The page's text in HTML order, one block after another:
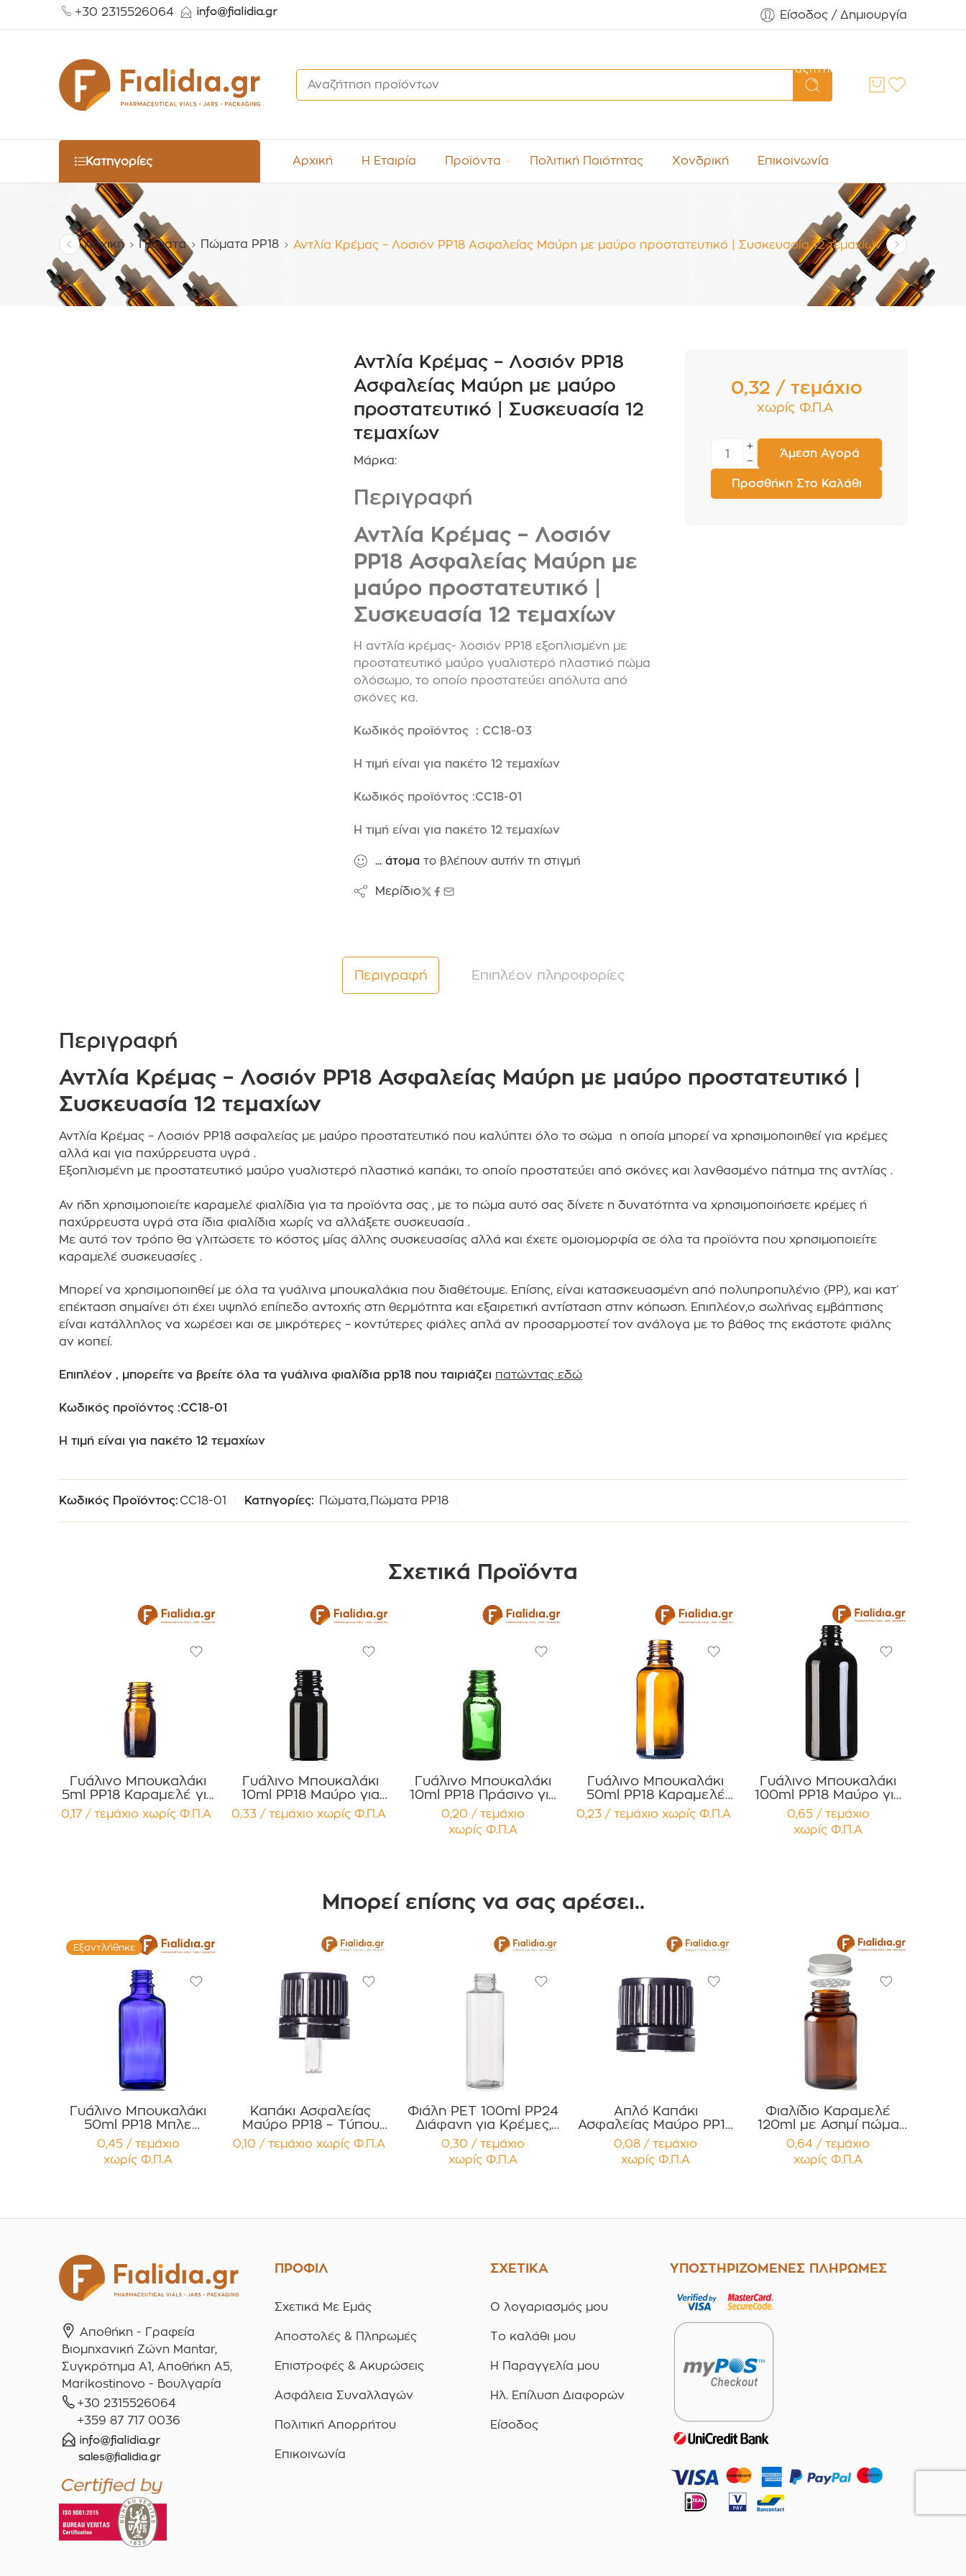
+30 2315526064 Είσοδος / Δημιουργία
Αναζήτηση
Κατηγορίες Αρχική Η Εταιρία Προϊόντα Πολιτική Ποιότητας Χονδρική Επικοινωνία
Αρχική Πώματα Πώματα PP18 Αντλία Κρέμας – Λοσιόν PP18 Ασφαλείας Μαύρη με μαύρο προστατευτικό | Συσκευασία 12 τεμαχίων
Αντλία Κρέμας – Λοσιόν PP18
Ασφαλείας Μαύρη με μαύρο
προστατευτικό | Συσκευασία 12
τεμαχίων
Μάρκα:
Περιγραφή
Αντλία Κρέμας – Λοσιόν
PP18 Ασφαλείας Μαύρη με
μαύρο προστατευτικό |
Συσκευασία 12 τεμαχίων
Η αντλία κρέμας- λοσιόν PP18 εξοπλισμένη με
προστατευτικό μαύρο γυαλιστερό πλαστικό πώμα
ολόσωμο, το οποίο προστατεύει απόλυτα από
σκόνες κα.
Κωδικός προϊόντος : CC18-03
Η τιμή είναι για πακέτο 12 τεμαχίων
Κωδικός προϊόντος :CC18-01
Η τιμή είναι για πακέτο 12 τεμαχίων
... άτομα το βλέπουν αυτήν τη στιγμή
Μερίδιο
0,32 / τεμάχιο
χωρίς Φ.Π.Α
Προσθήκη Στο Καλάθι
Άμεση Αγορά
Περιγραφή Επιπλέον πληροφορίες
Περιγραφή
Αντλία Κρέμας – Λοσιόν PP18 Ασφαλείας Μαύρη με μαύρο προστατευτικό |
Συσκευασία 12 τεμαχίων
Αντλία Κρέμας – Λοσιόν PP18 ασφαλείας με μαύρο προστατευτικό που καλύπτει όλο το σώμα η οποία μπορεί να χρησιμοποιηθεί για κρέμες
αλλά και για παχύρρευστα υγρά .
Εξοπλισμένη με προστατευτικό μαύρο γυαλιστερό πλαστικό καπάκι, το οποίο προστατεύει από σκόνες και λανθασμένο πάτημα της αντλίας .
Αν ήδη χρησιμοποιείτε καραμελέ φιαλίδια για τα προϊόντα σας , με το πώμα αυτό σας δίνετε η δυνατότητα να χρησιμοποιήσετε κρέμες ή
παχύρρευστα υγρά στα ίδια φιαλίδια χωρίς να αλλάξετε συσκευασία .
Με αυτό τον τρόπο θα γλιτώσετε το κόστος μίας άλλης συσκευασίας αλλά και έχετε ομοιομορφία σε όλα τα προϊόντα που χρησιμοποιείτε
καραμελέ συσκευασίες .
Μπορεί να χρησιμοποιηθεί με όλα τα γυάλινα μπουκαλάκια που διαθέτουμε. Επίσης, είναι κατασκευασμένη από πολυπροπυλένιο (PP), και κατ’
επέκταση σημαίνει ότι έχει υψηλό επίπεδο αντοχής στη θερμότητα και εξαιρετική αντίσταση στην κόπωση. Επιπλέον,ο σωλήνας εμβάπτισης
είναι κατάλληλος να χωρέσει και σε μικρότερες – κοντύτερες φιάλες απλά αν προσαρμοστεί τον ανάλογα με το βάθος της εκάστοτε φιάλης
αν κοπεί.
Επιπλέον , μπορείτε να βρείτε όλα τα γυάλινα φιαλίδια pp18 που ταιριάζει πατώντας εδώ
Κωδικός προϊόντος :CC18-01
Η τιμή είναι για πακέτο 12 τεμαχίων
Κωδικός Προϊόντος: CC18-01 Κατηγορίες: Πώματα, Πώματα PP18
Σχετικά Προϊόντα
Γυάλινο Μπουκαλάκι
5ml PP18 Καραμελέ για
Αιθέρια Έλαια ,
Βάμματα , Αρώματα
0,17 / τεμάχιο χωρίς Φ.Π.Α
Γυάλινο Μπουκαλάκι
10ml PP18 Μαύρο για
Αιθέρια Έλαια ,
Βάμματα , Αρώματα
0,33 / τεμάχιο χωρίς Φ.Π.Α
Γυάλινο Μπουκαλάκι
10ml PP18 Πράσινο για
Αιθέρια Έλαια, Βάμματα
Συσκευασία 12
τεμαχίων
0,20 / τεμάχιο
χωρίς Φ.Π.Α
Γυάλινο Μπουκαλάκι
50ml PP18 Καραμελέ
για Αιθέρια Έλαια ,
Βάμματα , Αρώματα
0,23 / τεμάχιο χωρίς Φ.Π.Α
Γυάλινο Μπουκαλάκι
100ml PP18 Μαύρο για
Αιθέρια Έλαια ,
Βάμματα , Αρώματα
Συσκευασία 12
0,65 / τεμάχιο
χωρίς Φ.Π.Α
Μπορεί επίσης να σας αρέσει..
Εξαντλήθηκε
Γυάλινο Μπουκαλάκι
50ml PP18 Μπλε
Κοβαλτίου για Αιθέρια
Έλαια, Βάμματα
Συσκευασία 12
0,45 / τεμάχιο
χωρίς Φ.Π.Α
Καπάκι Ασφαλείας
Μαύρο PP18 – Τύπου
One-Part με Εσωτερικό
Σταγονόμετρο
0,10 / τεμάχιο χωρίς Φ.Π.Α
Φιάλη PET 100ml PP24
Διάφανη για Κρέμες,
Έλαια, Σαμπουάν ,
Αφρόλουτρα ,
Αντηλιακά Συσκευασία
0,30 / τεμάχιο
χωρίς Φ.Π.Α
Απλό Καπάκι
Ασφαλείας Μαύρο PP18
– Τύπου One-Part
Συσκευασία 12
τεμαχίων
0,08 / τεμάχιο
χωρίς Φ.Π.Α
Φιαλίδιο Καραμελέ
120ml με Ασημί πώμα
για Χάπια , Βιταμίνες
Συμπληρώματα
Διατροφής Συσκευασία
0,64 / τεμάχιο
χωρίς Φ.Π.Α
Αποθήκη - Γραφεία
Βιομηχανική Ζώνη Mantar,
Συγκρότημα A1, Αποθήκη Α5,
Marikostinovo - Βουλγαρία
+30 2315526064
+359 87 717 0036
ΠΡΟΦΙΛ
Σχετικά Με Εμάς
Αποστολές & Πληρωμές
Επιστροφές & Ακυρώσεις
Ασφάλεια Συναλλαγών
Πολιτική Απορρήτου
Επικοινωνία
ΣΧΕΤΙΚΑ
Ο λογαριασμός μου
Το καλάθι μου
Η Παραγγελία μου
Ηλ. Επίλυση Διαφορών
Είσοδος
ΥΠΟΣΤΗΡΙΖΟΜΕΝΕΣ ΠΛΗΡΩΜΕΣ